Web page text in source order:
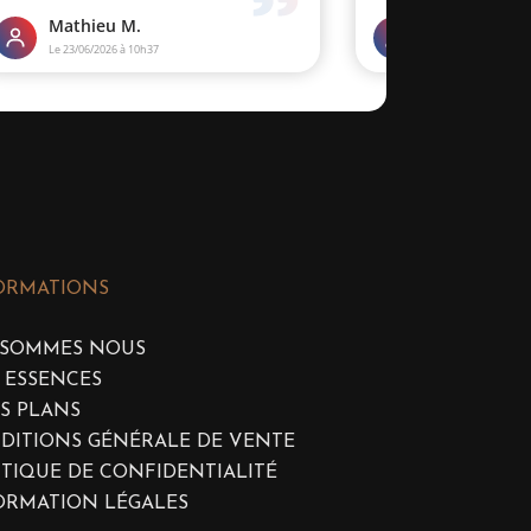
NOUS
PLANS
GÉNÉRALE DE VENTE
DE CONFIDENTIALITÉ
LÉGALES